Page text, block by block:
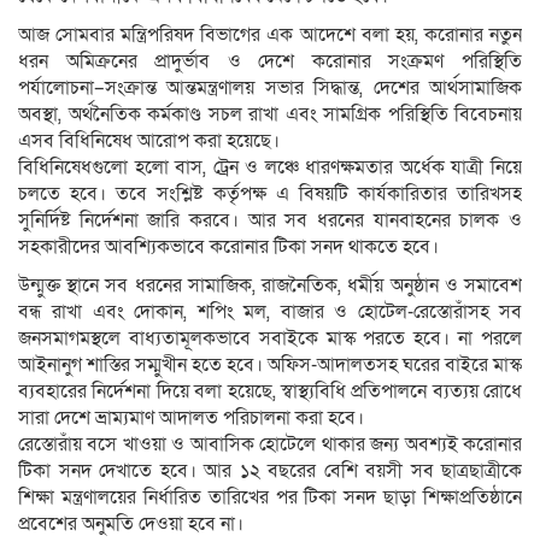
আজ সোমবার মন্ত্রিপরিষদ বিভাগের এক আদেশে বলা হয়, করোনার নতুন
ধরন অমিক্রনের প্রাদুর্ভাব ও দেশে করোনার সংক্রমণ পরিস্থিতি
পর্যালোচনা–সংক্রান্ত আন্তমন্ত্রণালয় সভার সিদ্ধান্ত, দেশের আর্থসামাজিক
অবস্থা, অর্থনৈতিক কর্মকাণ্ড সচল রাখা এবং সামগ্রিক পরিস্থিতি বিবেচনায়
এসব বিধিনিষেধ আরোপ করা হয়েছে।
বিধিনিষেধগুলো হলো বাস, ট্রেন ও লঞ্চে ধারণক্ষমতার অর্ধেক যাত্রী নিয়ে
চলতে হবে। তবে সংশ্লিষ্ট কর্তৃপক্ষ এ বিষয়টি কার্যকারিতার তারিখসহ
সুনির্দিষ্ট নির্দেশনা জারি করবে। আর সব ধরনের যানবাহনের চালক ও
সহকারীদের আবশ্যিকভাবে করোনার টিকা সনদ থাকতে হবে।
উন্মুক্ত স্থানে সব ধরনের সামাজিক, রাজনৈতিক, ধর্মীয় অনুষ্ঠান ও সমাবেশ
বন্ধ রাখা এবং দোকান, শপিং মল, বাজার ও হোটেল-রেস্তোরাঁসহ সব
জনসমাগমস্থলে বাধ্যতামূলকভাবে সবাইকে মাস্ক পরতে হবে। না পরলে
আইনানুগ শাস্তির সম্মুখীন হতে হবে। অফিস-আদালতসহ ঘরের বাইরে মাস্ক
ব্যবহারের নির্দেশনা দিয়ে বলা হয়েছে, স্বাস্থ্যবিধি প্রতিপালনে ব্যত্যয় রোধে
সারা দেশে ভ্রাম্যমাণ আদালত পরিচালনা করা হবে।
রেস্তোরাঁয় বসে খাওয়া ও আবাসিক হোটেলে থাকার জন্য অবশ্যই করোনার
টিকা সনদ দেখাতে হবে। আর ১২ বছরের বেশি বয়সী সব ছাত্রছাত্রীকে
শিক্ষা মন্ত্রণালয়ের নির্ধারিত তারিখের পর টিকা সনদ ছাড়া শিক্ষাপ্রতিষ্ঠানে
প্রবেশের অনুমতি দেওয়া হবে না।